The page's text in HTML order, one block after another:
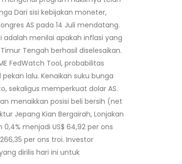
Dari sisi kebijakan moneter,
AS pada 14 Juli mendatang.
adalah menilai apakah inflasi yang
Tengah berhasil diselesaikan.
FedWatch Tool, probabilitas
lalu. Kenaikan suku bunga
sekaligus memperkuat dolar AS.
menaikkan posisi beli bersih (net
Jepang Kian Bergairah, Lonjakan
menjadi US$ 64,92 per ons
per ons troi. Investor
dirilis hari ini untuk